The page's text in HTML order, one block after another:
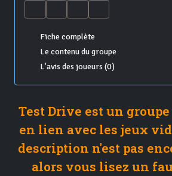
Fiche complète
Le contenu du groupe
L'avis des joueurs (0)
Test Drive est un
en lien avec les jeux
description n'est pas
alors vous lisez un